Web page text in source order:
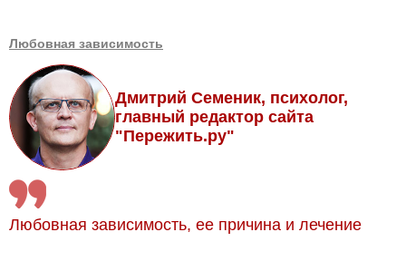
Любовная зависимость
Дмитрий Семеник, психолог,
главный редактор сайта
"Пережить.ру"
Любовная зависимость, ее причина и лечение